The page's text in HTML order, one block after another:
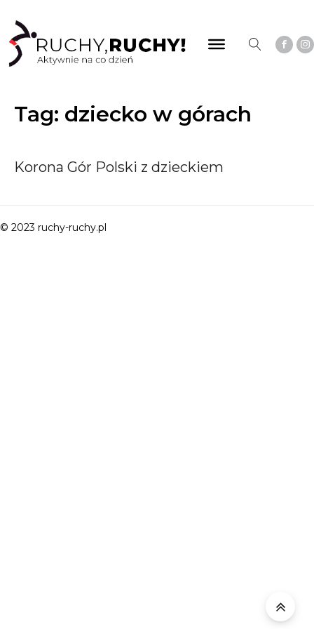
Tag: dziecko w górach
Korona Gór Polski z dzieckiem
© 2023 ruchy-ruchy.pl